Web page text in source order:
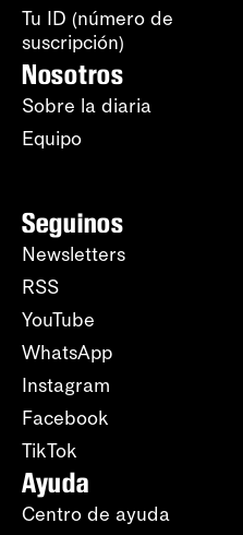
Tu ID (número de
suscripción)
Nosotros
Sobre la diaria
Equipo
Seguinos
Newsletters
RSS
YouTube
WhatsApp
Instagram
Facebook
TikTok
Ayuda
Centro de ayuda